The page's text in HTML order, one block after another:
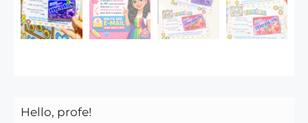
Hello, profe!